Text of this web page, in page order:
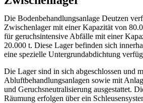
Die Bodenbehandlungsanlage Deutzen
Zwischenlager mit einer Kapazität von
für geruchsintensive Abfälle mit einer
20.000 t. Diese Lager befinden sich
eine spezielle Untergrundabdichtung
Die Lager sind in sich abgeschlossen und
Abluftbehandlungsanlagen sowie mit
und Geruchsneutralisierung ausgestattet.
Räumung erfolgen über ein